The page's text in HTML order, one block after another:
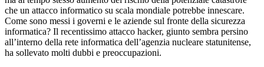
che un attacco informatico su scala mondiale potrebbe innescare.
Come sono messi i governi e le aziende sul fronte della sicurezza
informatica? Il recentissimo attacco hacker, giunto sembra persino
all’interno della rete informatica dell’agenzia nucleare statunitense,
ha sollevato molti dubbi e preoccupazioni.